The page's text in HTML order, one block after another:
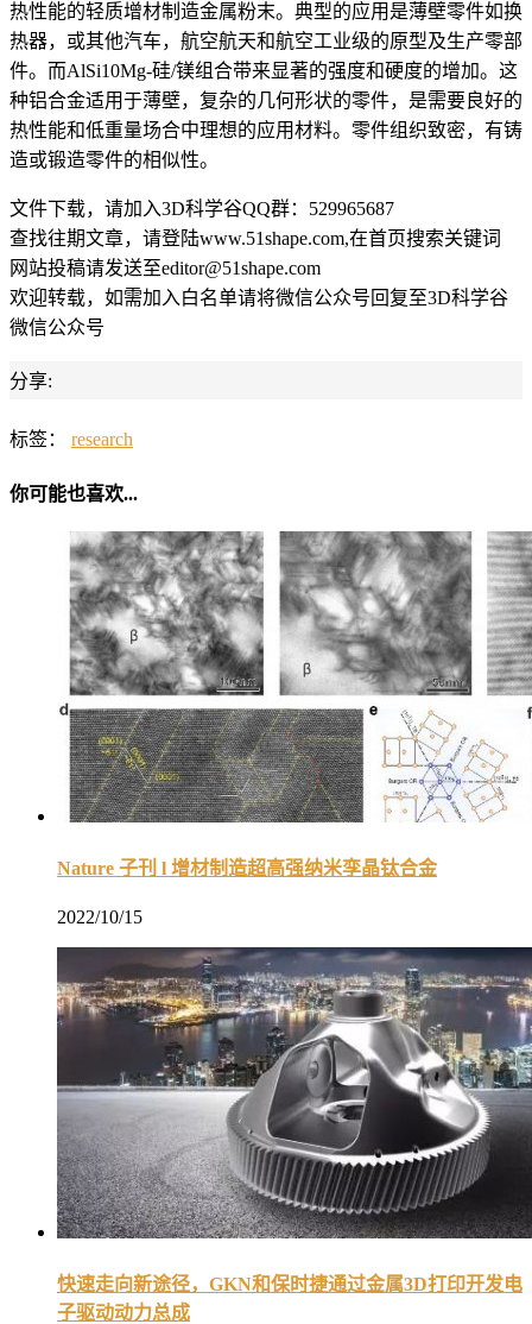
热性能的轻质增材制造金属粉末。典型的应用是薄壁零件如换
热器，或其他汽车，航空航天和航空工业级的原型及生产零部
件。而AlSi10Mg-硅/镁组合带来显著的强度和硬度的增加。这
种铝合金适用于薄壁，复杂的几何形状的零件，是需要良好的
热性能和低重量场合中理想的应用材料。零件组织致密，有铸
造或锻造零件的相似性。
文件下载，请加入3D科学谷QQ群：529965687
查找往期文章，请登陆www.51shape.com,在首页搜索关键词
网站投稿请发送至editor@51shape.com
欢迎转载，如需加入白名单请将微信公众号回复至3D科学谷
微信公众号
分享:
标签： research
你可能也喜欢...
Nature 子刊 l 增材制造超高强纳米孪晶钛合金
2022/10/15
快速走向新途径，GKN和保时捷通过金属3D打印开发电
子驱动动力总成